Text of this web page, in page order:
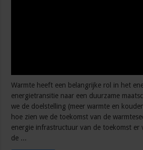
Warmte heeft een belangrijke rol in het
energietransitie naar een duurzame
we de doelstelling (meer warmte en
hoe zien we de toekomst van de
energie infrastructuur van de toekomst er
de ...